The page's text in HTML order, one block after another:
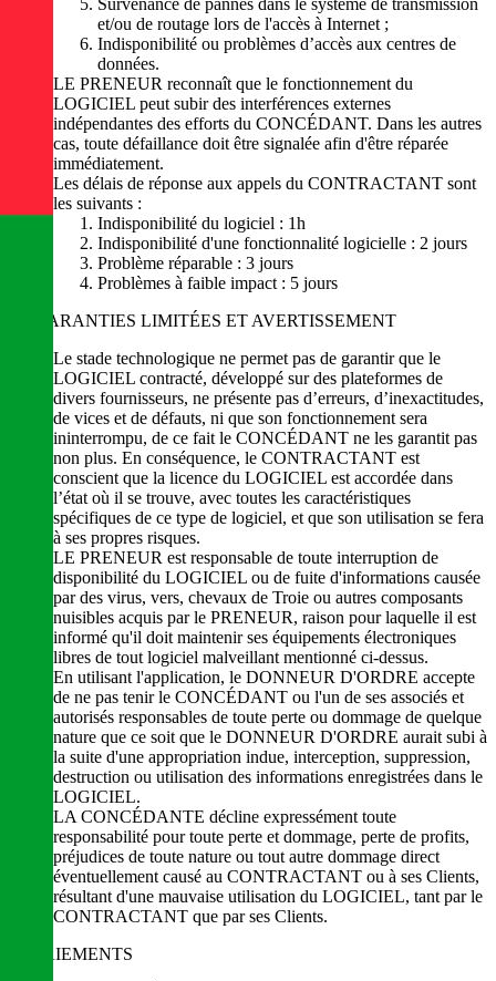
Survenance de pannes dans le système de transmission
et/ou de routage lors de l'accès à Internet ;
Indisponibilité ou problèmes d’accès aux centres de
données.
LE PRENEUR reconnaît que le fonctionnement du
LOGICIEL peut subir des interférences externes
indépendantes des efforts du CONCÉDANT. Dans les autres
cas, toute défaillance doit être signalée afin d'être réparée
immédiatement.
Les délais de réponse aux appels du CONTRACTANT sont
les suivants :
Indisponibilité du logiciel : 1h
Indisponibilité d'une fonctionnalité logicielle : 2 jours
Problème réparable : 3 jours
Problèmes à faible impact : 5 jours
GARANTIES LIMITÉES ET AVERTISSEMENT
Le stade technologique ne permet pas de garantir que le
LOGICIEL contracté, développé sur des plateformes de
divers fournisseurs, ne présente pas d’erreurs, d’inexactitudes,
de vices et de défauts, ni que son fonctionnement sera
ininterrompu, de ce fait le CONCÉDANT ne les garantit pas
non plus. En conséquence, le CONTRACTANT est
conscient que la licence du LOGICIEL est accordée dans
l’état où il se trouve, avec toutes les caractéristiques
spécifiques de ce type de logiciel, et que son utilisation se fera
à ses propres risques.
LE PRENEUR est responsable de toute interruption de
disponibilité du LOGICIEL ou de fuite d'informations causée
par des virus, vers, chevaux de Troie ou autres composants
nuisibles acquis par le PRENEUR, raison pour laquelle il est
informé qu'il doit maintenir ses équipements électroniques
libres de tout logiciel malveillant mentionné ci-dessus.
En utilisant l'application, le DONNEUR D'ORDRE accepte
de ne pas tenir le CONCÉDANT ou l'un de ses associés et
autorisés responsables de toute perte ou dommage de quelque
nature que ce soit que le DONNEUR D'ORDRE aurait subi à
la suite d'une appropriation indue, interception, suppression,
destruction ou utilisation des informations enregistrées dans le
LOGICIEL.
LA CONCÉDANTE décline expressément toute
responsabilité pour toute perte et dommage, perte de profits,
préjudices de toute nature ou tout autre dommage direct
éventuellement causé au CONTRACTANT ou à ses Clients,
résultant d'une mauvaise utilisation du LOGICIEL, tant par le
CONTRACTANT que par ses Clients.
PAIEMENTS